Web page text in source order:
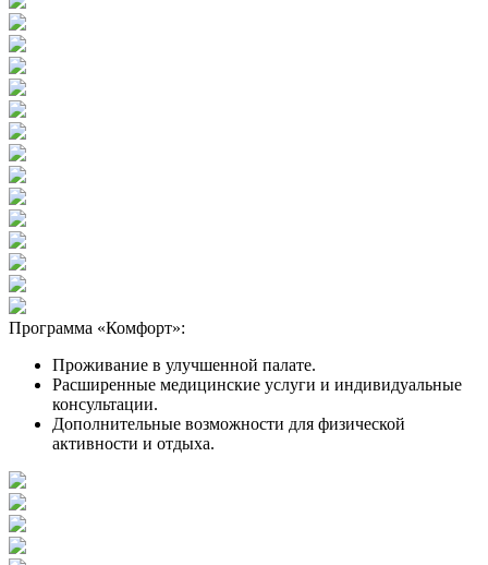
Программа «Комфорт»:
Проживание в улучшенной палате.
Расширенные медицинские услуги и индивидуальные
консультации.
Дополнительные возможности для физической
активности и отдыха.